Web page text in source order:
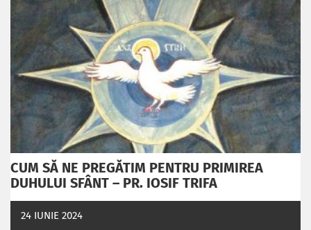
CUM SĂ NE PREGĂTIM PENTRU PRIMIREA
DUHULUI SFÂNT – PR. IOSIF TRIFA
24 IUNIE 2024